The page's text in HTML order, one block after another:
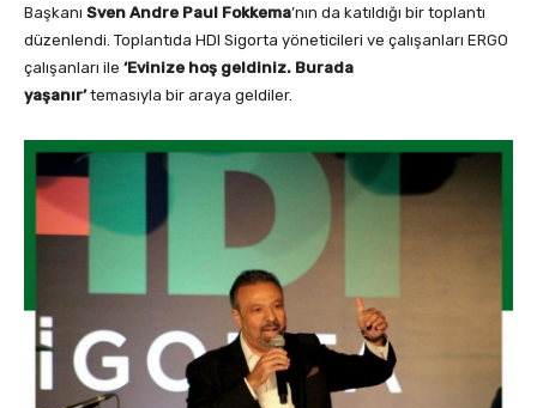
Başkanı Sven Andre Paul Fokkema’nın da katıldığı bir toplantı
düzenlendi. Toplantıda HDI Sigorta yöneticileri ve çalışanları ERGO
çalışanları ile ‘Evinize hoş geldiniz. Burada
yaşanır’temasıyla bir araya geldiler.